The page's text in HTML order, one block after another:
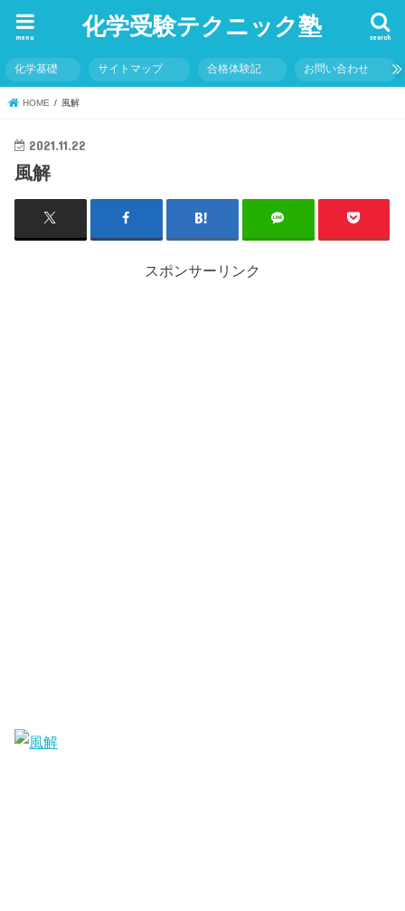
化学受験テクニック塾 search
menu
化学基礎 サイトマップ 合格体験記 お問い合わせ
HOME 風解
2021.11.22
風解
スポンサーリンク